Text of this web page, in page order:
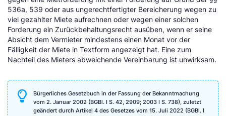
536a, 539 oder aus ungerechtfertigter Bereicherung wegen zu
viel gezahlter Miete aufrechnen oder wegen einer solchen
Forderung ein Zurückbehaltungsrecht ausüben, wenn er seine
Absicht dem Vermieter mindestens einen Monat vor der
Fälligkeit der Miete in Textform angezeigt hat. Eine zum
Nachteil des Mieters abweichende Vereinbarung ist unwirksam.
Bürgerliches Gesetzbuch in der Fassung der Bekanntmachung
vom 2. Januar 2002 (BGBl. I S. 42, 2909; 2003 I S. 738), zuletzt
geändert durch Artikel 4 des Gesetzes vom 15. Juli 2022 (BGBl. I